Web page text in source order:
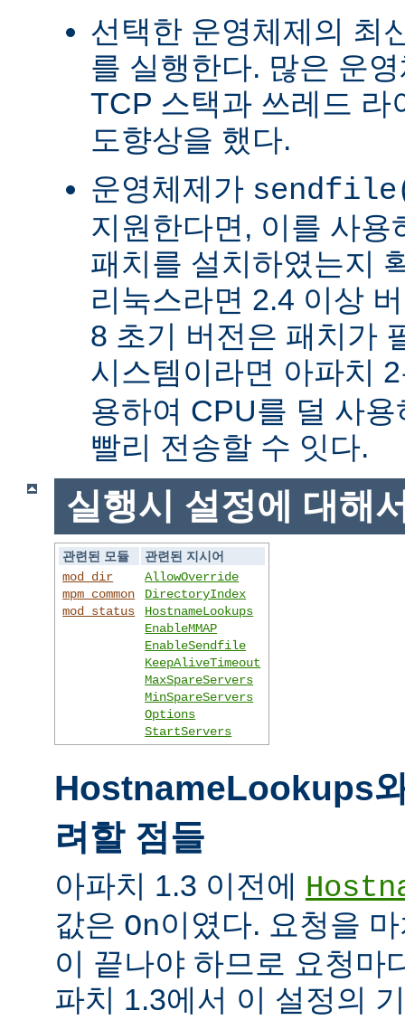
선택한 운영체제의 최
를 실행한다. 많은 운
TCP 스택과 쓰레드 라
도향상을 했다.
운영체제가
지원한다면, 이를 사용
패치를 설치하였는지
리눅스라면 2.4 이상
8 초기 버전은 패치가
시스템이라면 아파치
용하여 CPU를 덜 사
빨리 전송할 수 잇다.
실행시 설정에 대해
관련된 모듈
관련된 지시어
mod_dir
mpm_common
mod_status
AllowOverride
DirectoryIndex
HostnameLookups
EnableMMAP
EnableSendfile
KeepAliveTimeout
MaxSpareServers
MinSpareServers
Options
StartServers
HostnameLookups
려할 점들
아파치 1.3 이전에
값은 On이였다. 요청을
이 끝나야 하므로 요청마
파치 1.3에서 이 설정의